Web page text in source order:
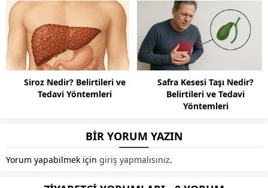
Siroz Nedir? Belirtileri ve
Tedavi Yöntemleri
Safra Kesesi Taşı Nedir?
Belirtileri ve Tedavi
Yöntemleri
BİR YORUM YAZIN
Yorum yapabilmek için giriş yapmalısınız.